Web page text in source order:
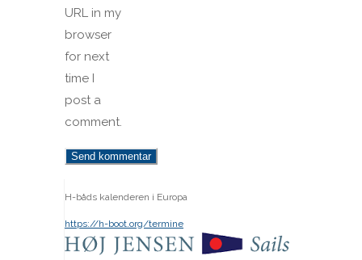
URL in my
browser
for next
time I
post a
comment.
H-båds kalenderen i Europa
https://h-boot.org/termine